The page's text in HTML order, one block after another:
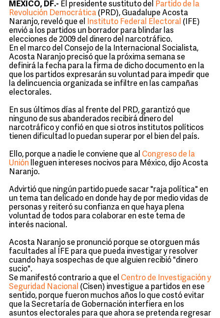
MÉXICO, DF.- El presidente sustituto del
Partido de la
Revolución Democrática (PRD), Guadalupe Acosta
Naranjo, reveló que el
Instituto Federal Electoral (IFE)
envió a los partidos un borrador para blindar las
elecciones de 2009 del dinero del narcotráfico.
En el marco del Consejo de la Internacional Socialista,
Acosta Naranjo precisó que la próxima semana se
definirá la fecha para la firma de dicho documento en la
que los partidos expresarán su voluntad para impedir que
la delincuencia organizada se infiltre en las campañas
electorales.
En sus últimos días al frente del PRD, garantizó que
ninguno de sus abanderados recibirá dinero del
narcotráfico y confió en que si otros institutos políticos
tienen dificultad lo puedan superar por el bien del país.
Ello, porque a nadie le conviene que al Congreso de la
Unión lleguen intereses nocivos para México, dijo Acosta
Naranjo.
Advirtió que ningún partido puede sacar "raja política" en
un tema tan delicado en donde hay de por medio vidas de
personas y reiteró su confianza en que haya plena
voluntad de todos para colaborar en este tema de
interés nacional.
Acosta Naranjo se pronunció porque se otorguen más
facultades al IFE para que pueda investigar y resolver
cuando haya sospechas de que alguien recibió "dinero
sucio".
Se manifestó contrario a que el Centro de Investigación y
Seguridad Nacional (Cisen) investigue a partidos en ese
sentido, porque fueron muchos años lo que costó evitar
que la Secretaría de Gobernación interfiera en los
asuntos electorales para que ahora se pretenda regresar